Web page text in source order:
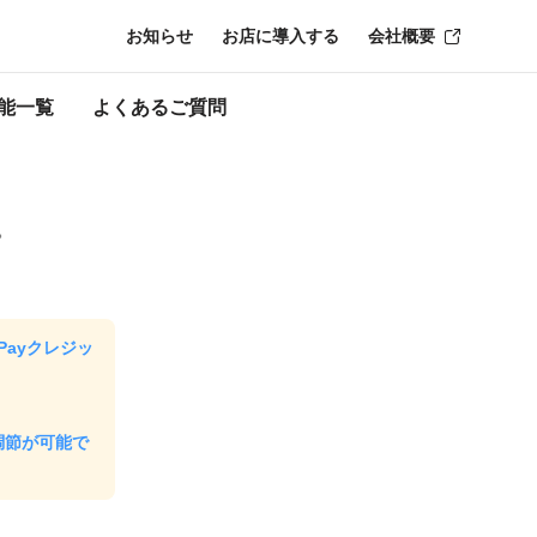
一覧 よくあるご質問
お知らせ お店に導入する 会社概要
クレジッ
節が可能で